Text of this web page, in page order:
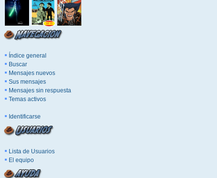
Índice general
Buscar
Mensajes nuevos
Sus mensajes
Mensajes sin respuesta
Temas activos
Identificarse
Lista de Usuarios
El equipo